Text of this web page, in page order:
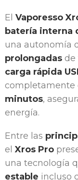
El Vaporesso
batería interna
una autonomía
prolongadas de
carga rápida
completamente
minutos,
energía.
Entre las
elXros Pro
una tecnología
estable incluso